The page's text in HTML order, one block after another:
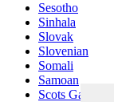
Sesotho
Sinhala
Slovak
Slovenian
Somali
Samoan
Scots Gaelic